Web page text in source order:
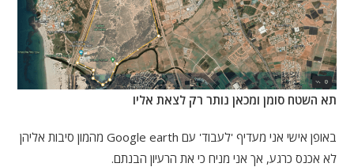
תא השטח סומן ומכאן נותר רק לצאת אליו
באופן אישי אני מעדיף 'לעבוד' עם Google earth מהמון סיבות אליהן
לא אכנס כרגע, אך אני מניח כי את הרעיון הבנתם.